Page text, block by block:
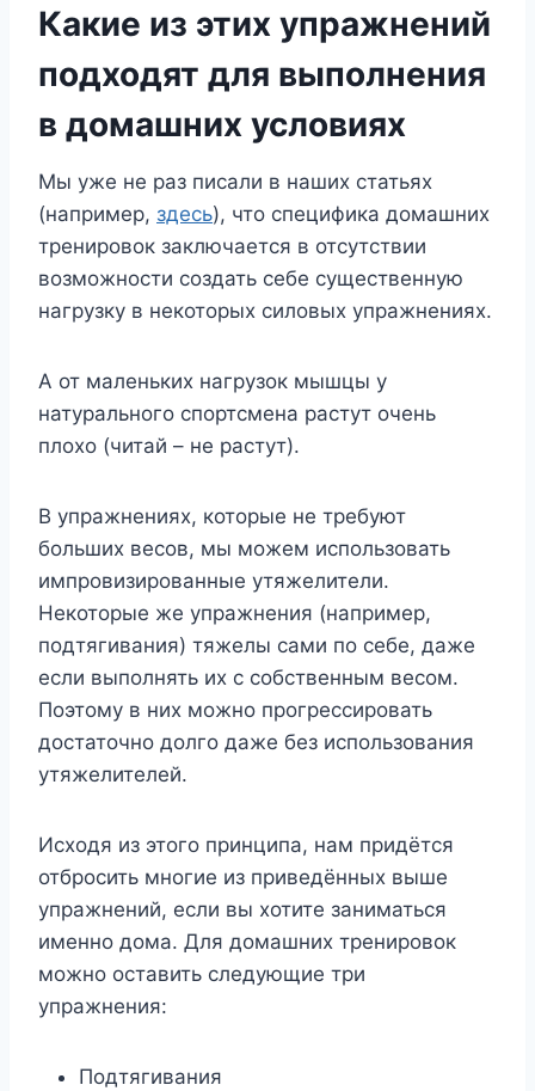
Какие из этих упражнений
подходят для выполнения
в домашних условиях
Мы уже не раз писали в наших статьях
(например, здесь), что специфика домашних
тренировок заключается в отсутствии
возможности создать себе существенную
нагрузку в некоторых силовых упражнениях.
А от маленьких нагрузок мышцы у
натурального спортсмена растут очень
плохо (читай – не растут).
В упражнениях, которые не требуют
больших весов, мы можем использовать
импровизированные утяжелители.
Некоторые же упражнения (например,
подтягивания) тяжелы сами по себе, даже
если выполнять их с собственным весом.
Поэтому в них можно прогрессировать
достаточно долго даже без использования
утяжелителей.
Исходя из этого принципа, нам придётся
отбросить многие из приведённых выше
упражнений, если вы хотите заниматься
именно дома. Для домашних тренировок
можно оставить следующие три
упражнения:
Подтягивания